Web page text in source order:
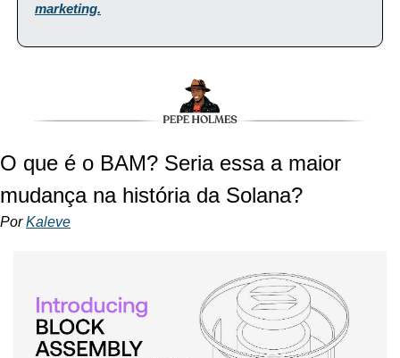
marketing.
O que é o BAM? Seria essa a maior
mudança na história da Solana?
Por Kaleve